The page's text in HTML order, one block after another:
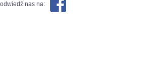
odwiedź nas na: